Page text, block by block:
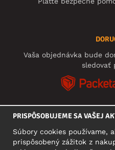
Vaša objednávka bude
sledovať
PRISPÔSOBUJEME SA VAŠEJ
Súbory cookies používame,
prispôsobený zážitok z